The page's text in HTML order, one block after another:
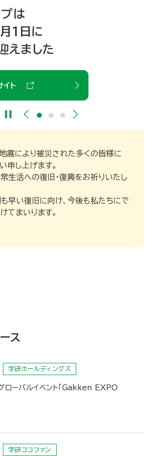
は
1日に
えました
イト
心ゆたかに
願って
思いの先に
震により被災された多くの皆様に
申し上げます。
生活への復旧・復興をお祈りいたし
早い復旧に向け、今後も私たちにで
てまいります。
ス
学研ホールディングス
ローバルイベント「Gakken EXPO
学研ココファン